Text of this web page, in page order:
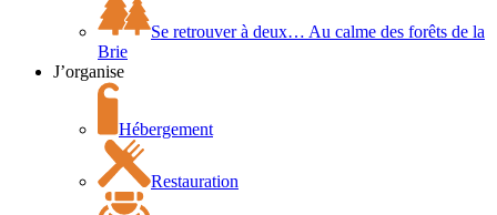
Se retrouver à deux… Au calme des forêts de la
Brie
J’organise
Hébergement
Restauration